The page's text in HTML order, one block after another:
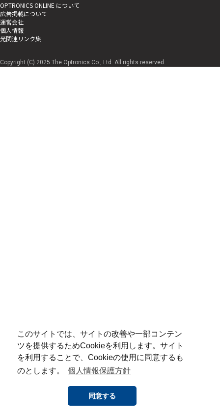
このサイトでは、サイトの改善や一部コンテン
ツを提供するためCookieを利用します。サイト
を利用することで、Cookieの使用に同意するも
のとします。
個人情報保護方針
同意する
OPTRONICS ONLINE について
広告掲載について
運営会社
個人情報
光関連リンク集
Copyright (C) 2025 The Optronics Co., Ltd. All rights reserved.